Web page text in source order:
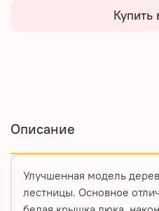
Купить
Описание
Улучшенная модель
лестницы. Основное